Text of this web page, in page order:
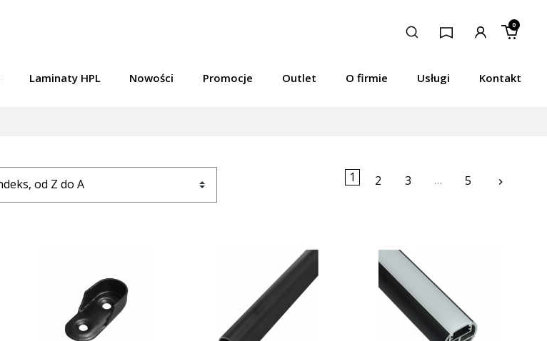
Laminaty HPL Nowości Promocje Outlet O firmie Usługi Kontakt
0
1 2 3 … 5 keyboard_arrow_right